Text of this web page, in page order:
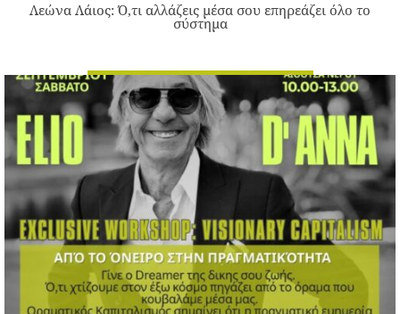
Λεώνα Λάιος: Ό,τι αλλάζεις μέσα σου επηρεάζει όλο το
σύστημα